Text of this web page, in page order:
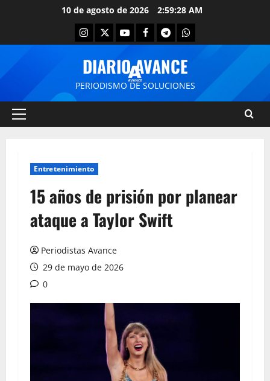
10 de agosto de 2026 2:59:28 AM
DIARIO AVANCE
PERIODISMO DE SOLUCIONES
Entretenimiento
15 años de prisión por planear
ataque a Taylor Swift
Periodistas Avance
29 de mayo de 2026
0